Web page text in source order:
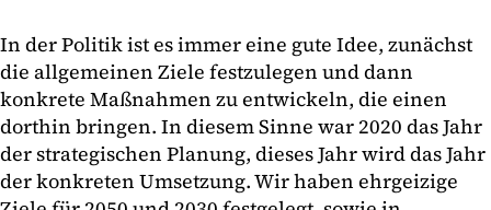
In der Politik ist es immer eine gute Idee, zunächst
die allgemeinen Ziele festzulegen und dann
konkrete Maßnahmen zu entwickeln, die einen
dorthin bringen. In diesem Sinne war 2020 das Jahr
der strategischen Planung, dieses Jahr wird das Jahr
der konkreten Umsetzung. Wir haben ehrgeizige